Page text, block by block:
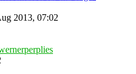
2013, 07:02